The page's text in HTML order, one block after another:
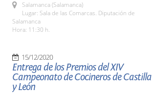
Salamanca (Salamanca)
Lugar: Sala de las Comarcas. Diputación de
Salamanca
Hora: 11:30 h.
15/12/2020
Entrega de los Premios del XIV
Campeonato de Cocineros de Castilla
y León